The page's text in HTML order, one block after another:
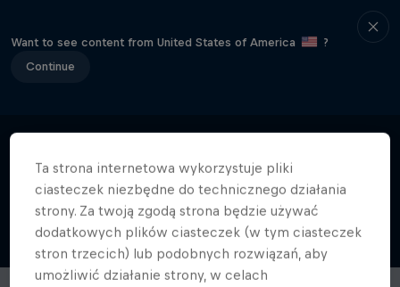
Want to see content from United States of America
?
Continue
Ta strona internetowa wykorzystuje pliki
ciasteczek niezbędne do technicznego działania
strony. Za twoją zgodą strona będzie używać
dodatkowych plików ciasteczek (w tym ciasteczek
stron trzecich) lub podobnych rozwiązań, aby
umożliwić działanie strony, w celach